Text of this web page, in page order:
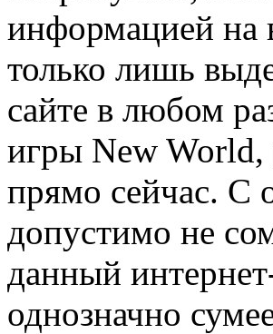
информацией на
только лишь
сайте в любом
игры New World,
прямо сейчас. С
допустимо не
данный
однозначно